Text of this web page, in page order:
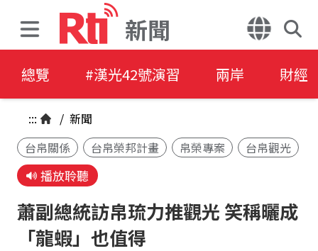
新聞
總覽 #漢光42號演習 兩岸 財經
::: / 新聞
台帛關係
台帛榮邦計畫 帛榮專案 台帛觀光
播放聆聽
蕭副總統訪帛琉力推觀光 笑稱曬成
「龍蝦」也值得